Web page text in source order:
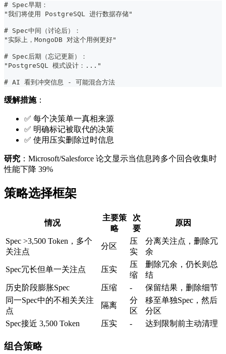
# Spec早期：
"我们将使用 PostgreSQL 进行数据存储"
# Spec中间（讨论后）：
"实际上，MongoDB 对这个用例更好"
# Spec后期（忘记更新）：
"PostgreSQL 模式设计：..."
# AI 看到冲突信息 - 可能混合方法
缓解措施：
✅ 每个决策单一真相来源
✅ 明确标记被取代的决策
✅ 使用压实删除过时信息
研究 ：Microsoft/Salesforce 论文显示当信息跨多个回合收集时
性能下降 39%
策略选择框架
情况
主要策
略
次
要
原因
Spec >3,500 Token，多个
关注点
分区
压
实
分离关注点，删除冗
余
Spec冗长但单一关注点 压实
压
缩
删除冗余，仍长则总
结
历史阶段膨胀Spec
压缩 -
保留结果，删除细节
同一Spec中的不相关关注
点
隔离
分
区
移至单独Spec，然后
分区
Spec接近 3,500 Token
压实 - 达到限制前主动清理
组合策略